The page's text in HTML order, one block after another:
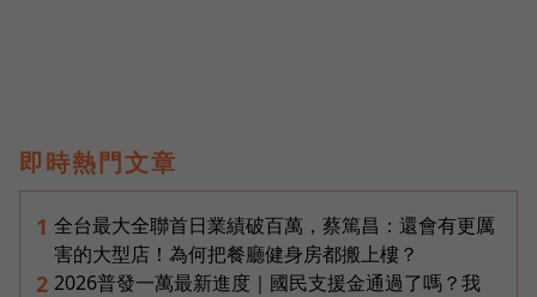
即時熱門文章
1 全台最大全聯首日業績破百萬，蔡篤昌：還會有更厲
害的大型店！為何把餐廳健身房都搬上樓？
2 2026普發一萬最新進度｜國民支援金通過了嗎？我